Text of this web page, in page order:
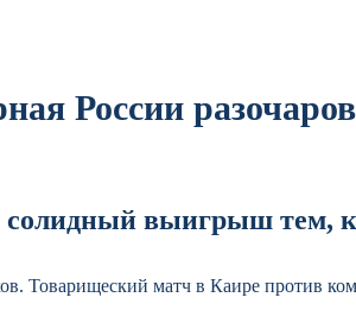
России
выигрыш тем,
Товарищеский матч в Каире